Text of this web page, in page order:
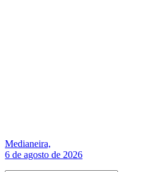
Medianeira,
6 de agosto de 2026